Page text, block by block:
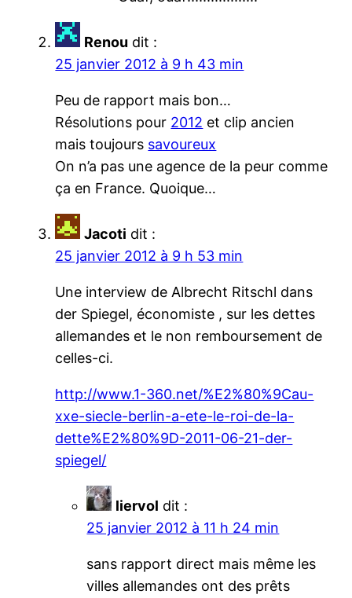
Renou dit :
25 janvier 2012 à 9 h 43 min
Peu de rapport mais bon…
Résolutions pour 2012 et clip ancien
mais toujours savoureux
On n’a pas une agence de la peur comme
ça en France. Quoique…
Jacoti dit :
25 janvier 2012 à 9 h 53 min
Une interview de Albrecht Ritschl dans
der Spiegel, économiste , sur les dettes
allemandes et le non remboursement de
celles-ci.
http://www.1-360.net/%E2%80%9Cau-
xxe-siecle-berlin-a-ete-le-roi-de-la-
dette%E2%80%9D-2011-06-21-der-
spiegel/
liervol dit :
25 janvier 2012 à 11 h 24 min
sans rapport direct mais même les
villes allemandes ont des prêts